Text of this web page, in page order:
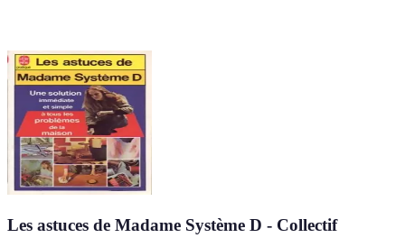
Les astuces de Madame Système D - Collectif